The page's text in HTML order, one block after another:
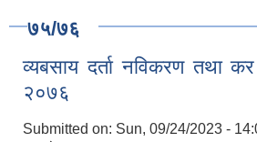
७५/७६
व्यबसाय दर्ता नविकरण तथा कर
२०७६
Submitted on: Sun, 09/24/2023 -